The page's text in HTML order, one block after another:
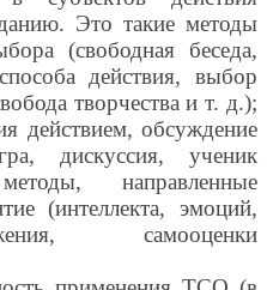
Это такие методы
(свободная беседа,
действия, выбор
творчества и т. д.);
действием, обсуждение
дискуссия, ученик
направленные
(интеллекта, эмоций,
самооценки